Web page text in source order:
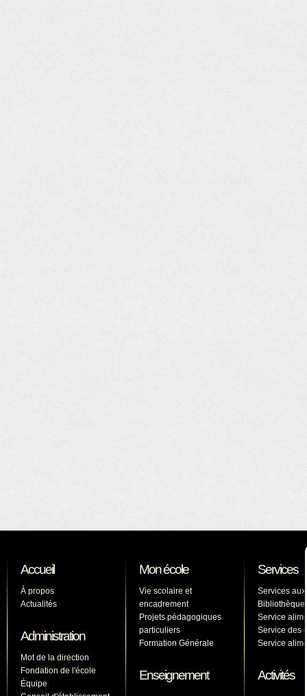
Accueil
À propos
Actualités
Administration
Mot de la direction
Fondation de l'école
Équipe
Mon école
Vie scolaire et
encadrement
Projets pédagogiques
particuliers
Formation Générale
Enseignement
Services
Services
Bibliothèque
Service
Service des
Service
Activités